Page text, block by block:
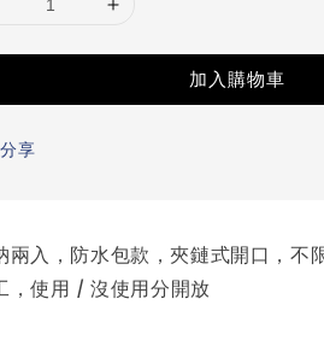
加入購物車
分享
兩入，防水包款，夾鏈式開口，不
，使用 / 沒使用分開放